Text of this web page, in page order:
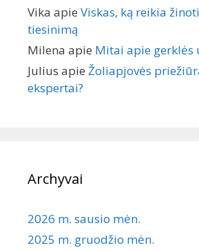
Vika apie Viskas, ką reikia
tiesinimą
Milena apie Mitai apie gerklės
Julius apie Žoliapjovės
ekspertai?
Archyvai
2026 m. sausio mėn.
2025 m. gruodžio mėn.